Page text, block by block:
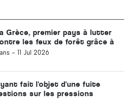
Grèce, premier pays à lutter
les feux de forêt grâce à
technologie spatiale
- 11 Jul 2026
fait l'objet d'une fuite
sur les pressions
lors de la sélection des